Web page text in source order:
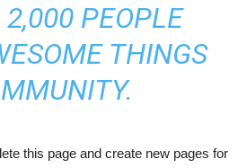
2,000 PEOPLE
THINGS
this page and create new pages for